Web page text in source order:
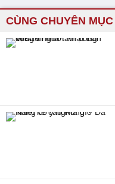
CÙNG CHUYÊN MỤC